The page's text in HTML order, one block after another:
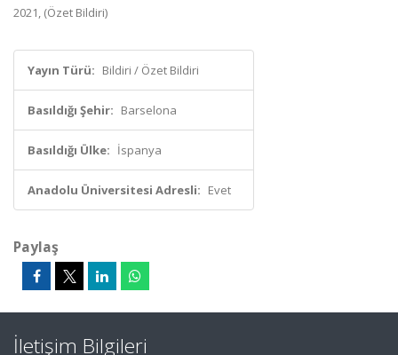
2021, (Özet Bildiri)
Yayın Türü: Bildiri / Özet Bildiri
Basıldığı Şehir: Barselona
Basıldığı Ülke: İspanya
Anadolu Üniversitesi Adresli: Evet
Paylaş
İletişim Bilgileri